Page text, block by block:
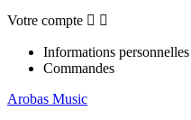
Votre compte  
Informations personnelles
Commandes
Arobas Music